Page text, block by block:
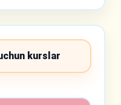
kurslar